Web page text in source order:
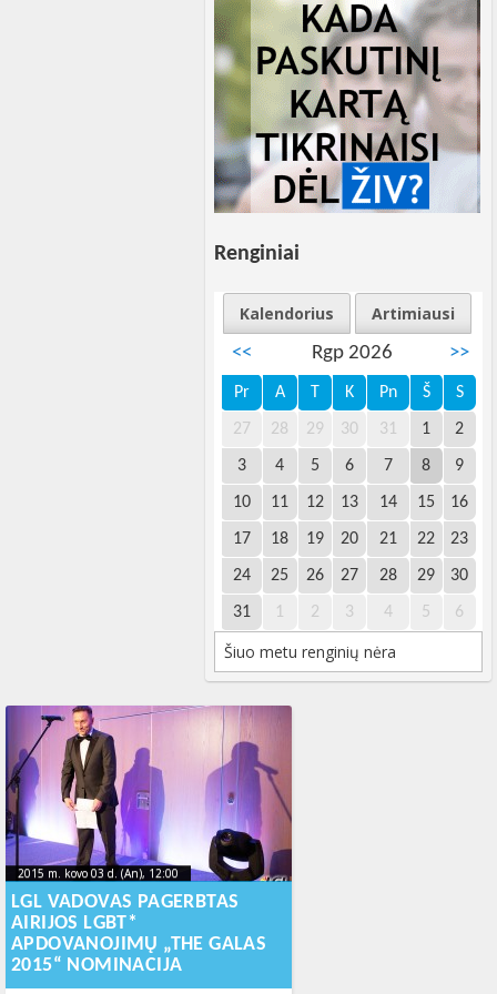
Renginiai
Kalendorius
Artimiausi
<<
Rgp 2026 >>
Pr A T K Pn Š S
27 28 29 30 31 1 2
3 4 5 6 7 8 9
10 11 12 13 14 15 16
17 18 19 20 21 22 23
24 25 26 27 28 29 30
31 1 2 3 4 5 6
Šiuo metu renginių nėra
2015 m. kovo 03 d. (An), 12:00
2023-10-16T21:22:44+00:00
2015 m. kovo 03 d. (An), 12:00
2023-10-
16T21:22:44+00:00
LGL VADOVAS PAGERBTAS
AIRIJOS LGBT*
APDOVANOJIMŲ „THE GALAS
2015“ NOMINACIJA